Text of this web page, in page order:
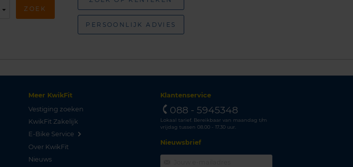
ZOEK
PERSOONLIJK ADVIES
Meer KwikFit
Vestiging zoeken
KwikFit Zakelijk
E-Bike Service
Over KwikFit
Nieuws
Klantenservice
088 - 5945348
Lokaal tarief. Bereikbaar van maandag t/m
vrijdag tussen 08.00 - 17.30 uur.
Nieuwsbrief